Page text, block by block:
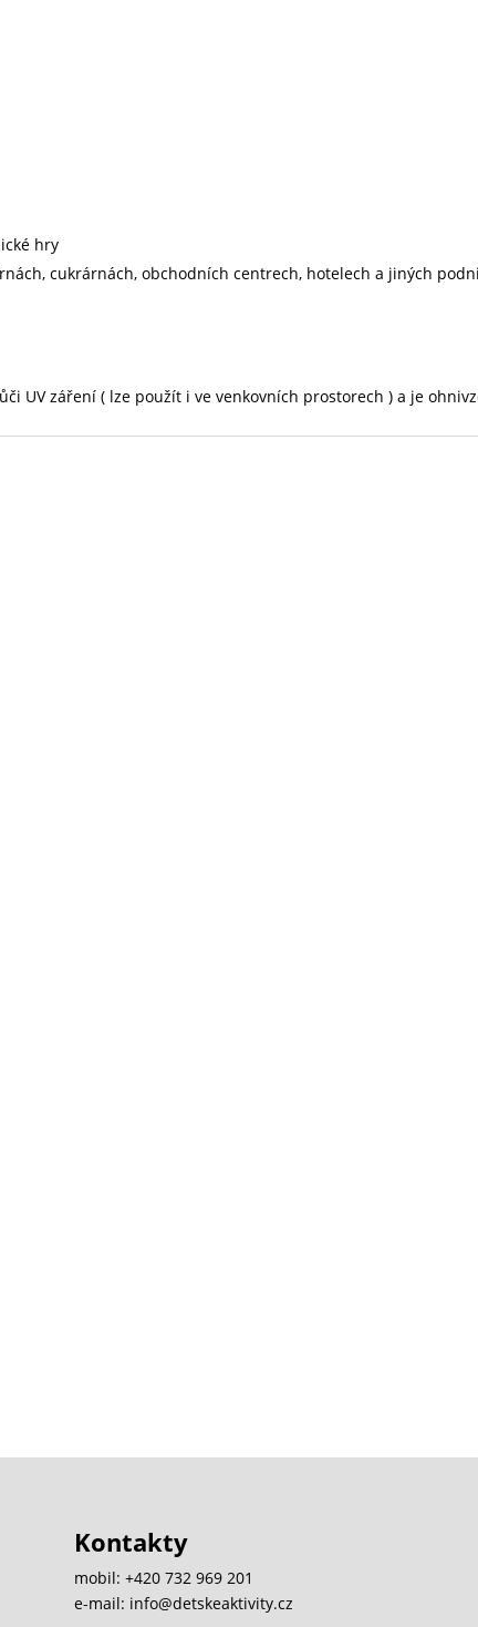
hry
cukrárnách, obchodních centrech, hotelech a jiných
UV záření ( lze použít i ve venkovních prostorech ) a je
Kontakty
mobil: +420 732 969 201
e-mail: info@detskeaktivity.cz